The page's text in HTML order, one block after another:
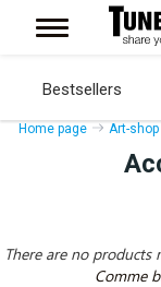
Bestsellers
Home page Art-shop
There are no products
Comme